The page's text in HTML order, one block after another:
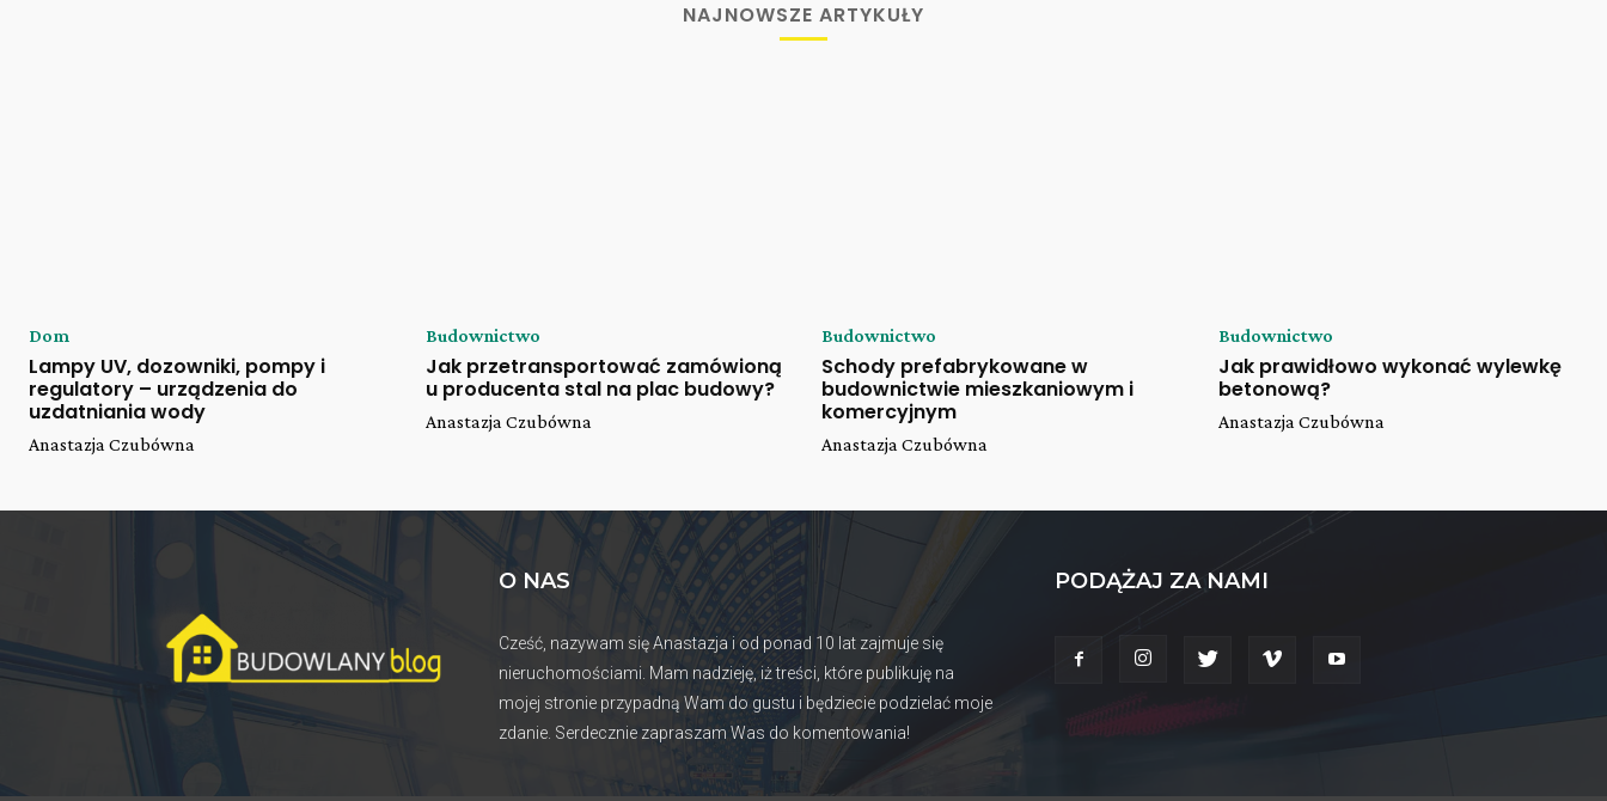
NAJNOWSZE ARTYKUŁY
Dom
Lampy UV, dozowniki, pompy i
regulatory – urządzenia do
uzdatniania wody
Anastazja Czubówna
Budownictwo
Jak przetransportować zamówioną
u producenta stal na plac budowy?
Anastazja Czubówna
Budownictwo
Schody prefabrykowane w
budownictwie mieszkaniowym i
komercyjnym
Anastazja Czubówna
Budownictwo
Jak prawidłowo wykonać wylewkę
betonową?
Anastazja Czubówna
O NAS
Cześć, nazywam się Anastazja i od ponad 10 lat zajmuje się
nieruchomościami. Mam nadzieję, iż treści, które publikuję na
mojej stronie przypadną Wam do gustu i będziecie podzielać moje
zdanie. Serdecznie zapraszam Was do komentowania!
PODĄŻAJ ZA NAMI